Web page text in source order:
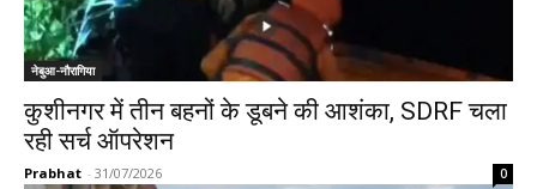
नेबुआ-नौरागिया
कुशीनगर में तीन बहनों के डूबने की आशंका, SDRF चला
रही सर्च ऑपरेशन
Prabhat - 31/07/2026 0